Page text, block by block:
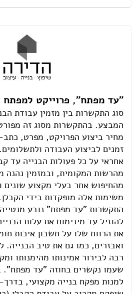
"עד מפתח", פרוייקט למפתח
סוג התקשרות בין מזמין עבודת
המבצע. בהתקשרות מסוג זה
מחיר ביצוע הפרויקט, מפרט,
זמנים לביצוע העבודה
אחראי על כל פעולות הבנייה עד
מהרשות המקומית, ובמזמין נהנה
מהחיפוש אחר בעלי מקצוע שונים
משימות אלה מופקדות בידי
התקשרות "עד מפתח" נובע
להוזיל עד מינימום את עלות
את הרווח שלו על חשבון איכות
ואבזרים, כמו גם את טיב הבנייה.
רבה לבירור אמינותו מהימנותו
שעמו נקשרים בחוזה "עד מפתח".
למנות מפקח בנייה מקצועי,